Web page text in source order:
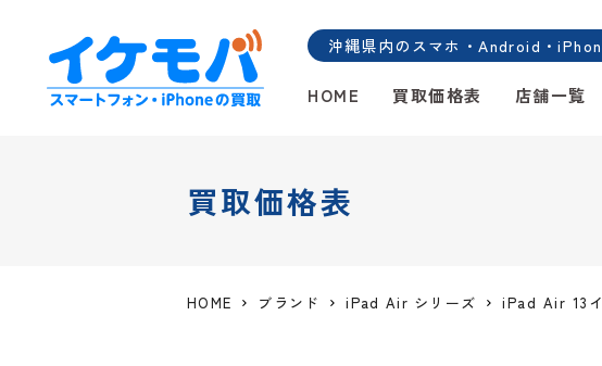
沖縄県内のスマホ・Android・
HOME 買取価格表 店舗一覧
買取価格表
HOME ブランド iPad Air シリーズ iPad Air 13